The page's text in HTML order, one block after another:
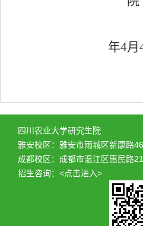
年4月
四川农业大学研究生院
雅安校区：雅安市雨城区新康路
成都校区：成都市温江区惠民路
招生咨询： <点击进入>